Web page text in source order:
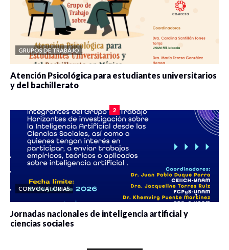
GRUPOS DE TRABAJO
Atención Psicológica para estudiantes universitarios
y del bachillerato
2
CONVOCATORIAS
Jornadas nacionales de inteligencia artificial y
ciencias sociales